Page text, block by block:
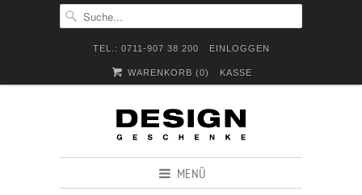
TEL.: 0711-907 38 200 EINLOGGEN
WARENKORB (0) KASSE
MENÜ